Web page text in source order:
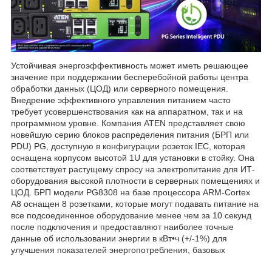
Устойчивая энергоэффективность может иметь решающее
значение при поддержании бесперебойной работы центра
обработки данных (ЦОД) или серверного помещения.
Внедрение эффективного управления питанием часто
требует усовершенствования как на аппаратном, так и на
программном уровне. Компания ATEN представляет свою
новейшую серию блоков распределения питания (БРП или
PDU) PG, доступную в конфигурации розеток IEC, которая
оснащена корпусом высотой 1U для установки в стойку. Она
соответствует растущему спросу на электропитание для ИТ-
оборудования высокой плотности в серверных помещениях и
ЦОД. БРП модели PG8308 на базе процессора ARM-Cortex
A8 оснащен 8 розетками, которые могут подавать питание на
все подсоединенное оборудование менее чем за 10 секунд
после подключения и предоставляют наиболее точные
данные об использовании энергии в кВт•ч (+/-1%) для
улучшения показателей энергопотребления, базовых